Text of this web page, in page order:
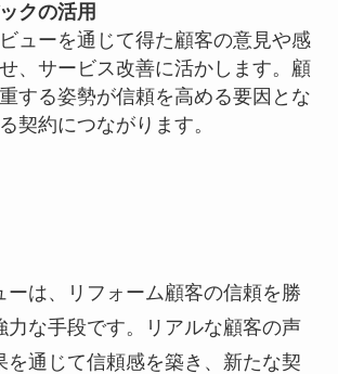
クの活用
ューを通じて得た顧客の意見や感
、サービス改善に活かします。顧
する姿勢が信頼を高める要因とな
契約につながります。
ーは、リフォーム顧客の信頼を勝
力な手段です。リアルな顧客の声
を通じて信頼感を築き、新たな契